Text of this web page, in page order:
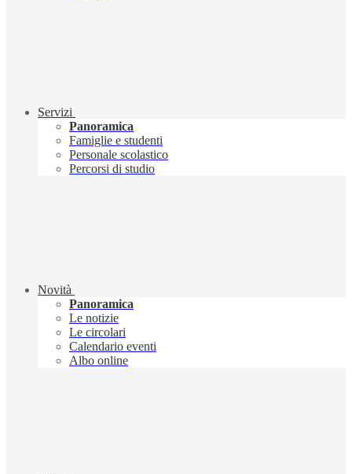
Servizi
Panoramica
Famiglie e studenti
Personale scolastico
Percorsi di studio
Novità
Panoramica
Le notizie
Le circolari
Calendario eventi
Albo online